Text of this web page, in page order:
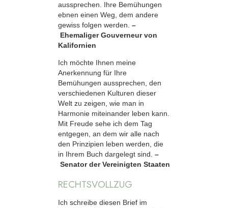
aussprechen. Ihre Bemühungen
ebnen einen Weg, dem andere
gewiss folgen werden. –
Ehemaliger Gouverneur von
Kalifornien
Ich möchte Ihnen meine
Anerkennung für Ihre
Bemühungen aussprechen, den
verschiedenen Kulturen dieser
Welt zu zeigen, wie man in
Harmonie miteinander leben kann.
Mit Freude sehe ich dem Tag
entgegen, an dem wir alle nach
den Prinzipien leben werden, die
in Ihrem Buch dargelegt sind. –
Senator der Vereinigten Staaten
RECHTSVOLLZUG
Ich schreibe diesen Brief im